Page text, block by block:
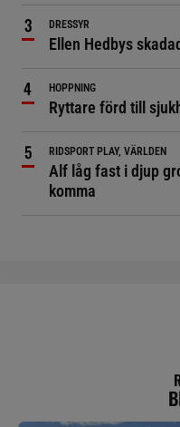
DRESSYR
Ellen Hedbys
HOPPNING
Ryttare förd till
RIDSPORT PLAY, VÄRLDEN
Alf låg fast i djup
komma